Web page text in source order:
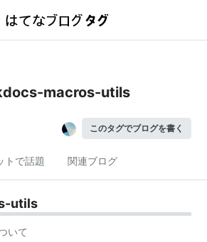
macros-utils
このタグでブログを書く
トで話題 関連ブログ
utils
いて